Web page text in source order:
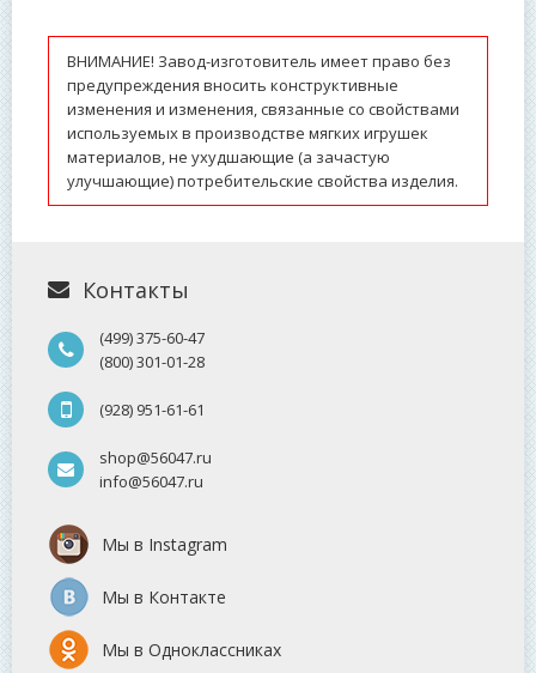
ВНИМАНИЕ! Завод-изготовитель имеет право без
предупреждения вносить конструктивные
изменения и изменения, связанные со свойствами
используемых в производстве мягких игрушек
материалов, не ухудшающие (а зачастую
улучшающие) потребительские свойства изделия.
Контакты
(499) 375-60-47
(800) 301-01-28
(928) 951-61-61
shop@56047.ru
info@56047.ru
Мы в Instagram
Мы в Контакте
Мы в Одноклассниках